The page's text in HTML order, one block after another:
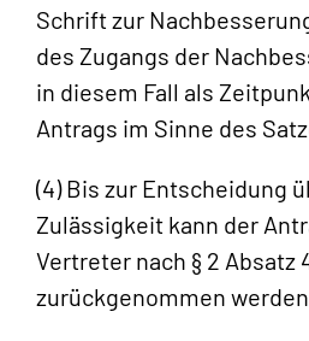
Schrift zur
des Zugangs der
in diesem Fall als
Antrags im Sinne des
(4) Bis zur Entscheidung
Zulässigkeit kann der
Vertreter nach § 2 Absatz
zurückgenommen